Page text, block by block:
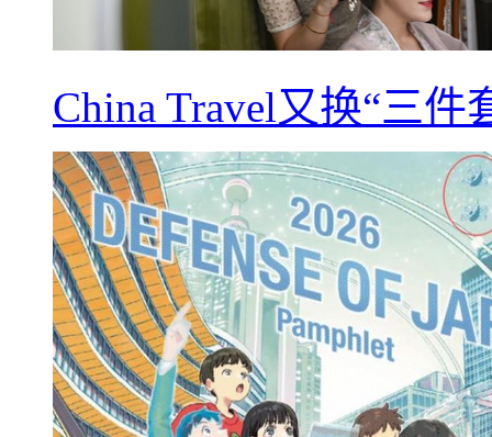
China Travel又换“三